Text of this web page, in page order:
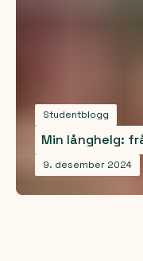
Studentblogg
Min långhelg:
9. desember 2024